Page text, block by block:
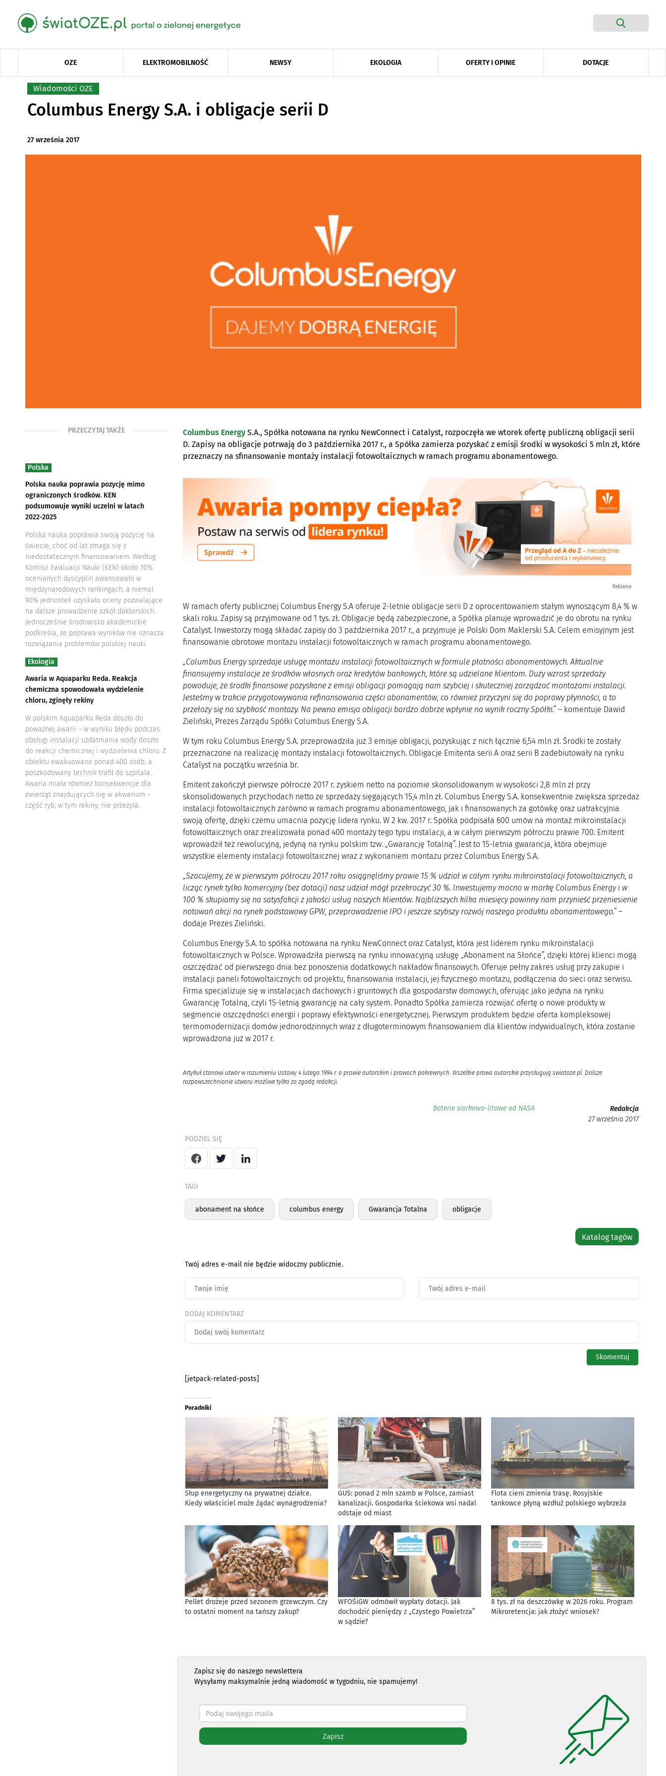
OZE ELEKTROMOBILNOŚĆ NEWSY EKOLOGIA OFERTY I OPINIE DOTACJE
Wiadomości OZE
Columbus Energy S.A. i obligacje serii D
27 września 2017
PRZECZYTAJ TAKŻE
Polska
Polska nauka poprawia pozycję mimo
ograniczonych środków. KEN
podsumowuje wyniki uczelni w latach
2022-2025
Polska nauka poprawia swoją pozycję na
świecie, choć od lat zmaga się z
niedostatecznym finansowaniem. Według
Komisji Ewaluacji Nauki (KEN) około 70%
ocenianych dyscyplin awansowało w
międzynarodowych rankingach, a niemal
90% jednostek uzyskało oceny pozwalające
na dalsze prowadzenie szkół doktorskich.
Jednocześnie środowisko akademickie
podkreśla, że poprawa wyników nie oznacza
rozwiązania problemów polskiej nauki.
Ekologia
Awaria w Aquaparku Reda. Reakcja
chemiczna spowodowała wydzielenie
chloru, zginęły rekiny
W polskim Aquaparku Reda doszło do
poważnej awarii – w wyniku błędu podczas
obsługi instalacji uzdatniania wody doszło
do reakcji chemicznej i wydzielenia chloru. Z
obiektu ewakuowano ponad 400 osób, a
poszkodowany technik trafił do szpitala.
Awaria miała również konsekwencje dla
zwierząt znajdujących się w akwarium –
część ryb, w tym rekiny, nie przeżyła.
Columbus EnergyS.A., Spółka notowana na rynku NewConnect i Catalyst, rozpoczęła we wtorek ofertę publiczną obligacji serii
D. Zapisy na obligacje potrwają do 3 października 2017 r., a Spółka zamierza pozyskać z emisji środki w wysokości 5 mln zł, które
przeznaczy na sfinansowanie montaży instalacji fotowoltaicznych w ramach programu abonamentowego.
Reklama
W ramach oferty publicznej Columbus Energy S.A oferuje 2-letnie obligacje serii D z oprocentowaniem stałym wynoszącym 8,4 % w
skali roku. Zapisy są przyjmowane od 1 tys. zł. Obligacje będą zabezpieczone, a Spółka planuje wprowadzić je do obrotu na rynku
Catalyst. Inwestorzy mogą składać zapisy do 3 października 2017 r., a przyjmuje je Polski Dom Maklerski S.A. Celem emisyjnym jest
finansowanie obrotowe montażu instalacji fotowoltaicznych w ramach programu abonamentowego.
„Columbus Energy sprzedaje usługę montażu instalacji fotowoltaicznych w formule płatności abonamentowych. Aktualnie
finansujemy instalacje ze środków własnych oraz kredytów bankowych, które są udzielane klientom. Duży wzrost sprzedaży
powoduje, że środki finansowe pozyskane z emisji obligacji pomagają nam szybciej i skuteczniej zarządzać montażami instalacji.
Jesteśmy w trakcie przygotowywania refinansowania części abonamentów, co również przyczyni się do poprawy płynności, a to
przełoży się na szybkość montaży. Na pewno emisja obligacji bardzo dobrze wpłynie na wynik roczny Spółki.” – komentuje Dawid
Zieliński, Prezes Zarządu Spółki Columbus Energy S.A.
W tym roku Columbus Energy S.A. przeprowadziła już 3 emisje obligacji, pozyskując z nich łącznie 6,54 mln zł. Środki te zostały
przeznaczone na realizację montaży instalacji fotowoltaicznych. Obligacje Emitenta serii A oraz serii B zadebiutowały na rynku
Catalyst na początku września br.
Emitent zakończył pierwsze półrocze 2017 r. zyskiem netto na poziomie skonsolidowanym w wysokości 2,8 mln zł przy
skonsolidowanych przychodach netto ze sprzedaży sięgających 15,4 mln zł. Columbus Energy S.A. konsekwentnie zwiększa sprzedaż
instalacji fotowoltaicznych zarówno w ramach programu abonamentowego, jak i finansowanych za gotówkę oraz uatrakcyjnia
swoją ofertę, dzięki czemu umacnia pozycję lidera rynku. W 2 kw. 2017 r. Spółka podpisała 600 umów na montaż mikroinstalacji
fotowoltaicznych oraz zrealizowała ponad 400 montaży tego typu instalacji, a w całym pierwszym półroczu prawie 700. Emitent
wprowadził też rewolucyjną, jedyną na rynku polskim tzw. „Gwarancję Totalną”. Jest to 15-letnia gwarancja, która obejmuje
wszystkie elementy instalacji fotowoltaicznej wraz z wykonaniem montażu przez Columbus Energy S.A.
„Szacujemy, że w pierwszym półroczu 2017 roku osiągnęliśmy prawie 15 % udział w całym rynku mikroinstalacji fotowoltaicznych, a
licząc rynek tylko komercyjny (bez dotacji) nasz udział mógł przekroczyć 30 %. Inwestujemy mocno w markę Columbus Energy i w
100 % skupiamy się na satysfakcji z jakości usług naszych klientów. Najbliższych kilka miesięcy powinny nam przynieść przeniesienie
notowań akcji na rynek podstawowy GPW, przeprowadzenie IPO i jeszcze szybszy rozwój naszego produktu abonamentowego.” –
dodaje Prezes Zieliński.
Columbus Energy S.A. to spółka notowana na rynku NewConnect oraz Catalyst, która jest liderem rynku mikroinstalacji
fotowoltaicznych w Polsce. Wprowadziła pierwszą na rynku innowacyjną usługę „Abonament na Słońce”, dzięki której klienci mogą
oszczędzać od pierwszego dnia bez ponoszenia dodatkowych nakładów finansowych. Oferuje pełny zakres usług przy zakupie i
instalacji paneli fotowoltaicznych: od projektu, finansowania instalacji, jej fizycznego montażu, podłączenia do sieci oraz serwisu.
Firma specjalizuje się w instalacjach dachowych i gruntowych dla gospodarstw domowych, oferując jako jedyna na rynku
Gwarancję Totalną, czyli 15-letnią gwarancję na cały system. Ponadto Spółka zamierza rozwijać ofertę o nowe produkty w
segmencie oszczędności energii i poprawy efektywności energetycznej. Pierwszym produktem będzie oferta kompleksowej
termomodernizacji domów jednorodzinnych wraz z długoterminowym finansowaniem dla klientów indywidualnych, która zostanie
wprowadzona już w 2017 r.
Artykuł stanowi utwór w rozumieniu Ustawy 4 lutego 1994 r. o prawie autorskim i prawach pokrewnych. Wszelkie prawa autorskie przysługują swiatoze.pl. Dalsze
rozpowszechnianie utworu możliwe tylko za zgodą redakcji.
Baterie siarkowo-litowe od NASA
Redakcja
27 września 2017
PODZIEL SIĘ
TAGI
abonament na słońce columbus energy Gwarancja Totalna obligacje
Katalog tagów
Twój adres e-mail nie będzie widoczny publicznie.
DODAJ KOMENTARZ
[jetpack-related-posts]
Poradniki
Słup energetyczny na prywatnej działce.
Kiedy właściciel może żądać wynagrodzenia?
GUS: ponad 2 mln szamb w Polsce, zamiast
kanalizacji. Gospodarka ściekowa wsi nadal
odstaje od miast
Flota cieni zmienia trasę. Rosyjskie
tankowce płyną wzdłuż polskiego wybrzeża
Pellet drożeje przed sezonem grzewczym. Czy
to ostatni moment na tańszy zakup?
WFOŚiGW odmówił wypłaty dotacji. Jak
dochodzić pieniędzy z „Czystego Powietrza”
w sądzie?
8 tys. zł na deszczówkę w 2026 roku. Program
Mikroretencja: jak złożyć wniosek?
Zapisz się do naszego newslettera
Wysyłamy maksymalnie jedną wiadomość w tygodniu, nie spamujemy!